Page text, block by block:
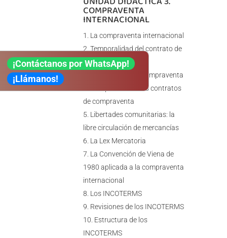
COMPRAVENTA
INTERNACIONAL
La compraventa internacional
Temporalidad del contrato de
compraventa
Modalidades de compraventa
Excepciones en los contratos
de compraventa
Libertades comunitarias: la
libre circulación de mercancías
La Lex Mercatoria
La Convención de Viena de
1980 aplicada a la compraventa
internacional
Los INCOTERMS
Revisiones de los INCOTERMS
Estructura de los
INCOTERMS
¡Contáctanos por WhatsApp!
¡Llámanos!